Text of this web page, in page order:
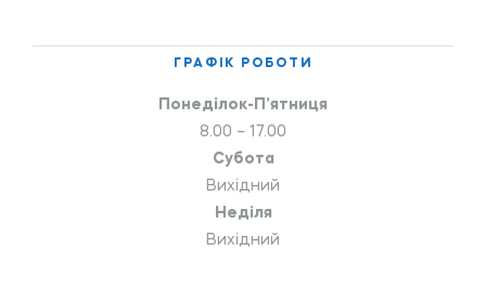
ГРАФІК РОБОТИ
Понеділок-П’ятниця
8.00 – 17.00
Субота
Вихідний
Неділя
Вихідний